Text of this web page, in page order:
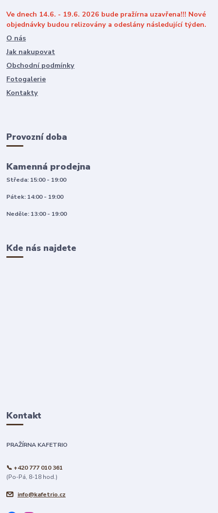
Ve dnech 14.6. - 19.6. 2026 bude pražírna uzavřena!!! Nové
objednávky budou relizovány a odeslány následující týden.
O nás
Jak nakupovat
Obchodní podmínky
Fotogalerie
Kontakty
Provozní doba
Kamenná prodejna
Středa: 15:00 - 19:00
Pátek: 14:00 - 19:00
Neděle: 13:00 - 19:00
Kde nás najdete
Kontakt
PRAŽÍRNA KAFETRIO
📞 +420 777 010 361
(Po-Pá, 8-18 hod.)
info@kafetrio.cz